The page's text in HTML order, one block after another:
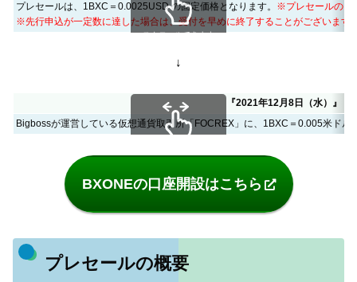
プレセールは、1BXC＝0.0025USD の固定価格となります。 ※プレセールのキ
※先行申込が一定数に達した場合は、受付を早めに終了することがございます
スクロールできます
↓
『2021年12月8日（水）』
Bigbossが運営している仮想通貨取引所「FOCREX」に、1BXC＝0.005米ド
BXONEの口座開設はこちら
プレセールの概要